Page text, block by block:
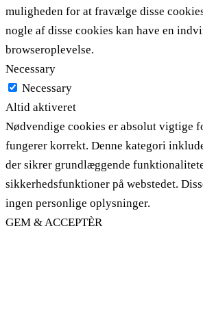
muligheden for at fravælge disse
nogle af disse cookies kan have en
browseroplevelse.
Necessary
Necessary
Altid aktiveret
Nødvendige cookies er absolut vigtige
fungerer korrekt. Denne kategori
der sikrer grundlæggende
sikkerhedsfunktioner på webstedet.
ingen personlige oplysninger.
GEM & ACCEPTÈR